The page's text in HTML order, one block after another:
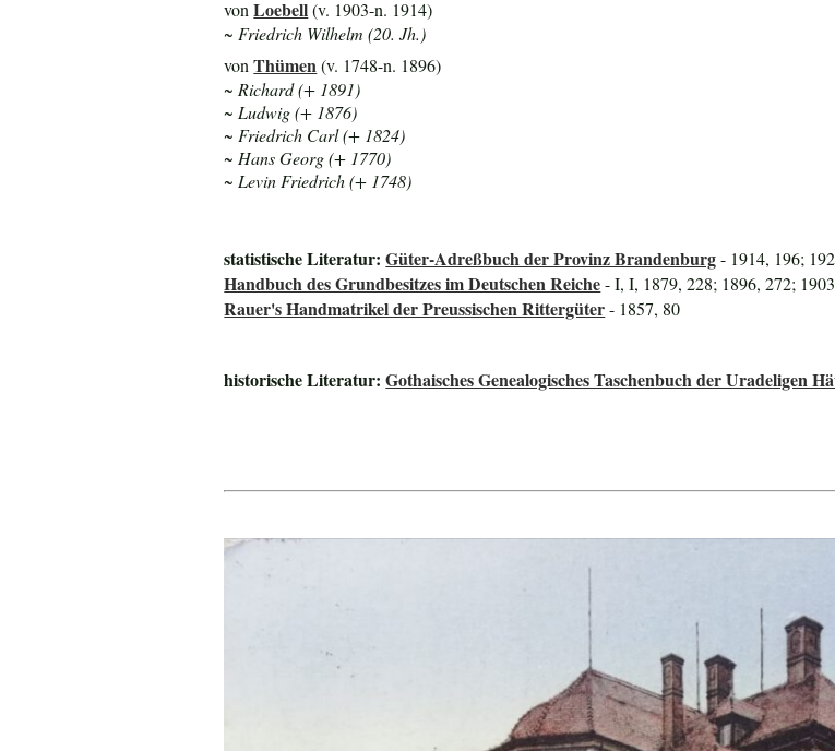
vonLoebell(v. 1903-n. 1914)
~ Friedrich Wilhelm (20. Jh.)
vonThümen(v. 1748-n. 1896)
~ Richard (+ 1891)
~ Ludwig (+ 1876)
~ Friedrich Carl (+ 1824)
~ Hans Georg (+ 1770)
~ Levin Friedrich (+ 1748)
statistische Literatur:Güter-Adreßbuch der Provinz Brandenburg- 1914, 196;
Handbuch des Grundbesitzes im Deutschen Reiche- I, I, 1879, 228; 1896, 272;
Rauer's Handmatrikel der Preussischen Rittergüter- 1857, 80
historische Literatur:Gothaisches Genealogisches Taschenbuch der Uradeligen